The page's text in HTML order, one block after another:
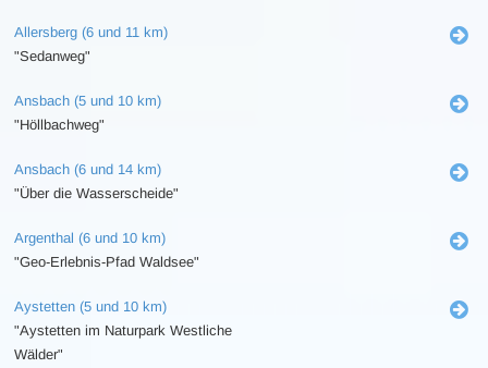
Allersberg (6 und 11 km)
"Sedanweg"
Ansbach (5 und 10 km)
"Höllbachweg"
Ansbach (6 und 14 km)
"Über die Wasserscheide"
Argenthal (6 und 10 km)
"Geo-Erlebnis-Pfad Waldsee"
Aystetten (5 und 10 km)
"Aystetten im Naturpark Westliche
Wälder"